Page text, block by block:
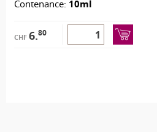
Contenance: 10ml
CHF 6.80